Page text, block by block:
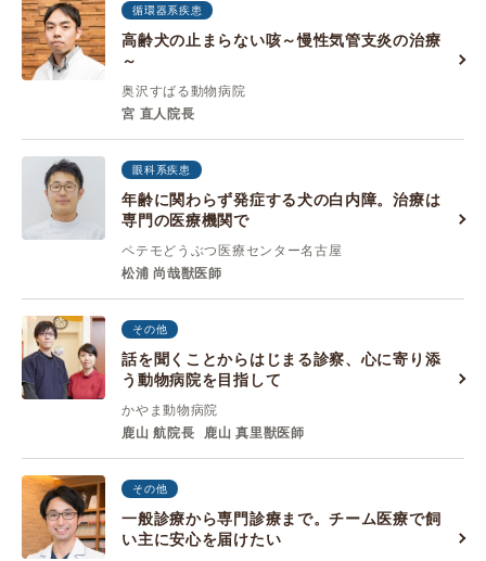
循環器系疾患
高齢犬の止まらない咳～慢性気管支炎の治療
～
奥沢すばる動物病院
宮 直人院長
眼科系疾患
年齢に関わらず発症する犬の白内障。治療は
専門の医療機関で
ペテモどうぶつ医療センター名古屋
松浦 尚哉獣医師
その他
話を聞くことからはじまる診察、心に寄り添
う動物病院を目指して
かやま動物病院
鹿山 航院長
鹿山 真里獣医師
その他
一般診療から専門診療まで。チーム医療で飼
い主に安心を届けたい